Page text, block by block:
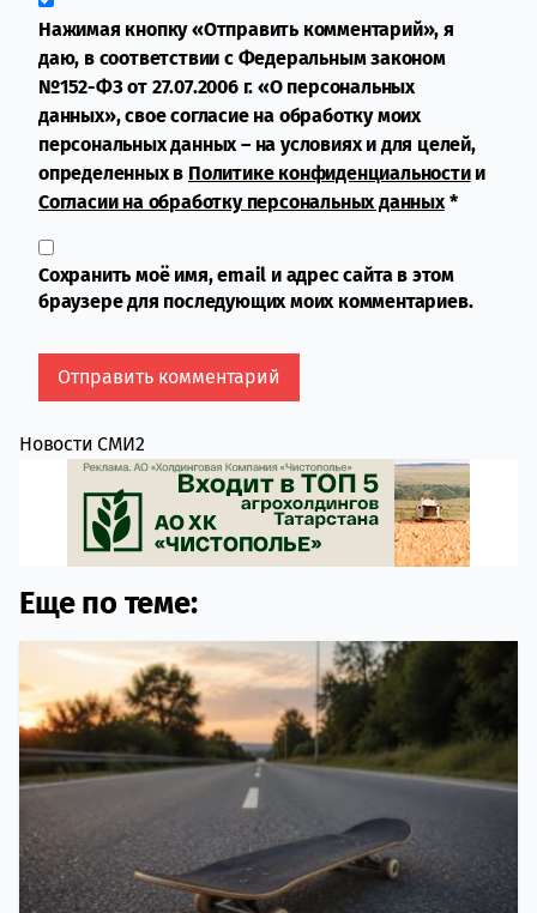
Нажимая кнопку «Отправить комментарий», я
даю, в соответствии с Федеральным законом
№152-ФЗ от 27.07.2006 г. «О персональных
данных», свое согласие на обработку моих
персональных данных – на условиях и для целей,
определенных в Политике конфиденциальностии
Согласии на обработку персональных данных*
Сохранить моё имя, email и адрес сайта в этом
браузере для последующих моих комментариев.
Новости СМИ2
Еще по теме: